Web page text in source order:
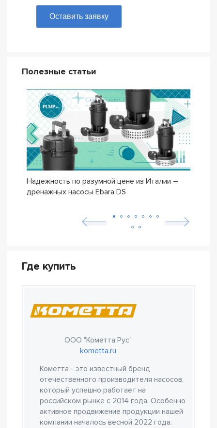
Оставить заявку
Полезные статьи
Надежность по разумной цене из Италии –
дренажных насосы Ebara DS
Где купить
ООО "Кометта Рус"
kometta.ru
Кометта - это известный бренд
отечественного производителя насосов,
который успешно работает на
российском рынке с 2014 года. Особенно
активное продвижение продукции нашей
компании началось весной 2022 года.